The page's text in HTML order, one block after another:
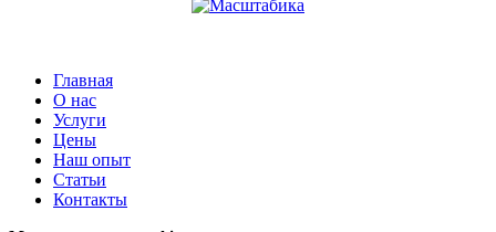
Главная
О нас
Услуги
Цены
Наш опыт
Статьи
Контакты